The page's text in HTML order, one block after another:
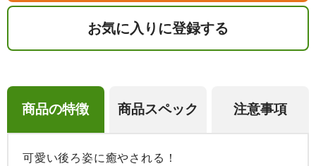
お気に入りに登録する
商品の特徴 商品スペック 注意事項
可愛い後ろ姿に癒やされる！